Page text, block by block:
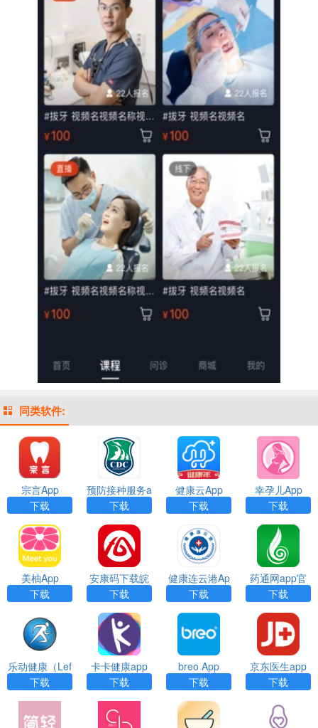
同类软件:
宗言App
下载
预防接种服务a
pp下载
下载
健康云App
下载
幸孕儿App
下载
美柚App
下载
安康码下载皖
事通app
下载
健康连云港Ap
p最新安卓版下
载
下载
药通网app官
网下载最新版
本
下载
乐动健康（Lef
un Health）ap
p
下载
卡卡健康app
下载
breo App
下载
京东医生app
下载